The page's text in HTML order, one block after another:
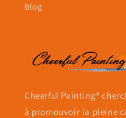
Blog
Cheerful Painting®
à promouvoir la pleine